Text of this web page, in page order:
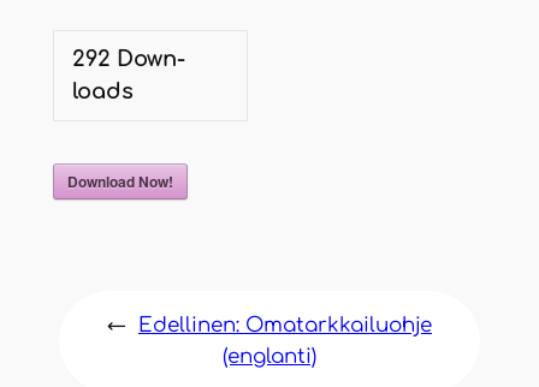
292 Down­
loads
Down­load Now!
← Edellinen: Oma­tark­kai­luoh­je
(englan­ti)